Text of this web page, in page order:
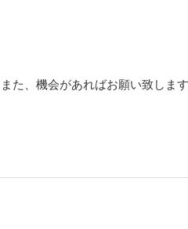
た、機会があればお願い致します